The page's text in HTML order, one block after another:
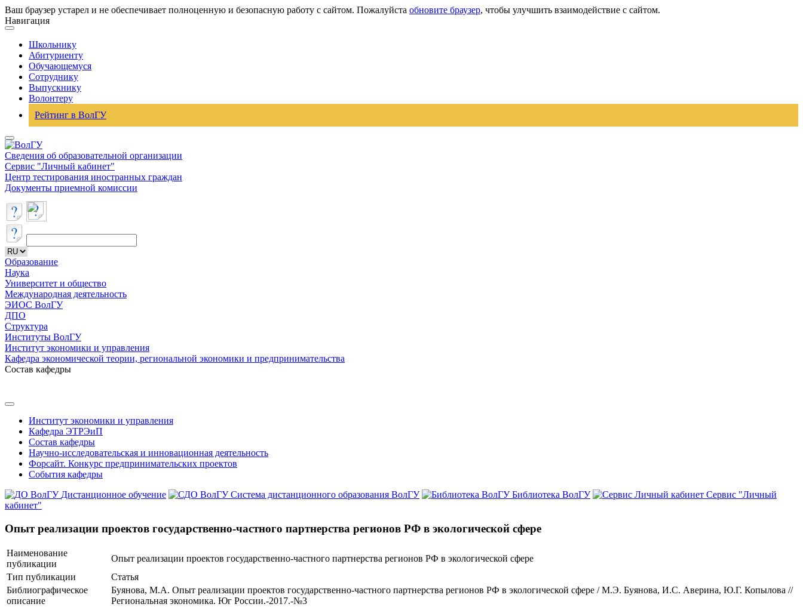
Ваш браузер устарел и не обеспечивает полноценную и безопасную работу с сайтом. Пожалуйста обновите браузер, чтобы улучшить взаимодействие с сайтом.
Навигация
Школьнику
Абитуриенту
Обучающемуся
Сотруднику
Выпускнику
Волонтеру
Рейтинг в ВолГУ
Сведения об образовательной организации
Сервис "Личный кабинет"
Центр тестирования иностранных граждан
Документы приемной комиссии
Образование
Наука
Университет и общество
Международная деятельность
ЭИОС ВолГУ
ДПО
Структура
Институты ВолГУ
Институт экономики и управления
Кафедра экономической теории, региональной экономики и предпринимательства
Состав кафедры
Институт экономики и управления
Кафедра ЭТРЭиП
Состав кафедры
Научно-исследовательская и инновационная деятельность
Форсайт. Конкурс предпринимательских проектов
События кафедры
Дистанционное обучение
Система дистанционного образования ВолГУ Библиотека ВолГУ
Сервис "Личный
кабинет"
Опыт реализации проектов государственно-частного партнерства регионов РФ в экологической сфере
Наименование
публикации
Опыт реализации проектов государственно-частного партнерства регионов РФ в экологической сфере
Тип публикации
Статья
Библиографическое
описание
Буянова, М.А. Опыт реализации проектов государственно-частного партнерства регионов РФ в экологической сфере / М.Э. Буянова, И.С. Аверина, Ю.Г. Копылова //
Региональная экономика. Юг России.-2017.-№3